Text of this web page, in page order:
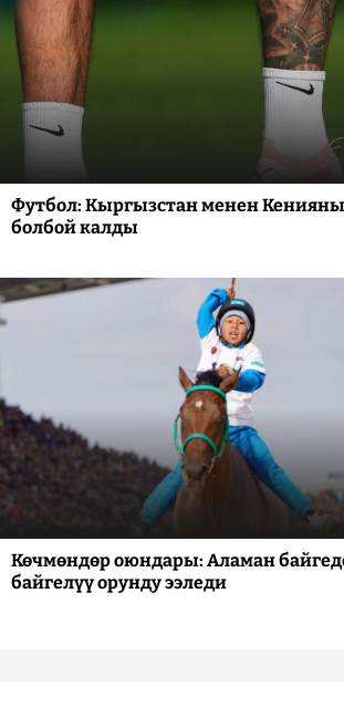
Футбол: Кыргызстан менен
болбой калды
Көчмөндөр оюндары: Аламан
байгелүү орунду ээледи